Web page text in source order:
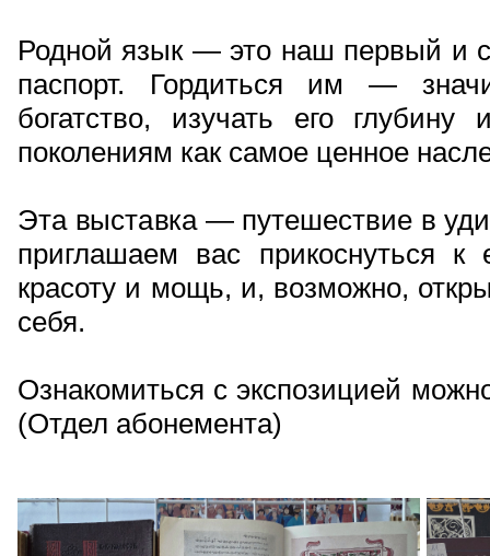
Родной язык — это наш первый и
паспорт. Гордиться им —
богатство, изучать его
поколениям как самое ценное
Эта выставка — путешествие в
приглашаем вас прикоснуться к
красоту и мощь, и, возможно,
себя.
Ознакомиться с экспозицией
(Отдел абонемента)